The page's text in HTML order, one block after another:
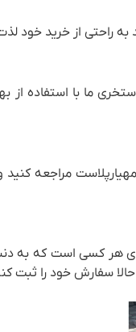
راحتی از خرید خود
ما با استفاده از
مراجعه
هر کسی است که به
سفارش خود را ثبت